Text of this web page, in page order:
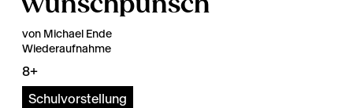
Wunschpunsch
von Michael Ende
Wiederaufnahme
8+
Schulvorstellung